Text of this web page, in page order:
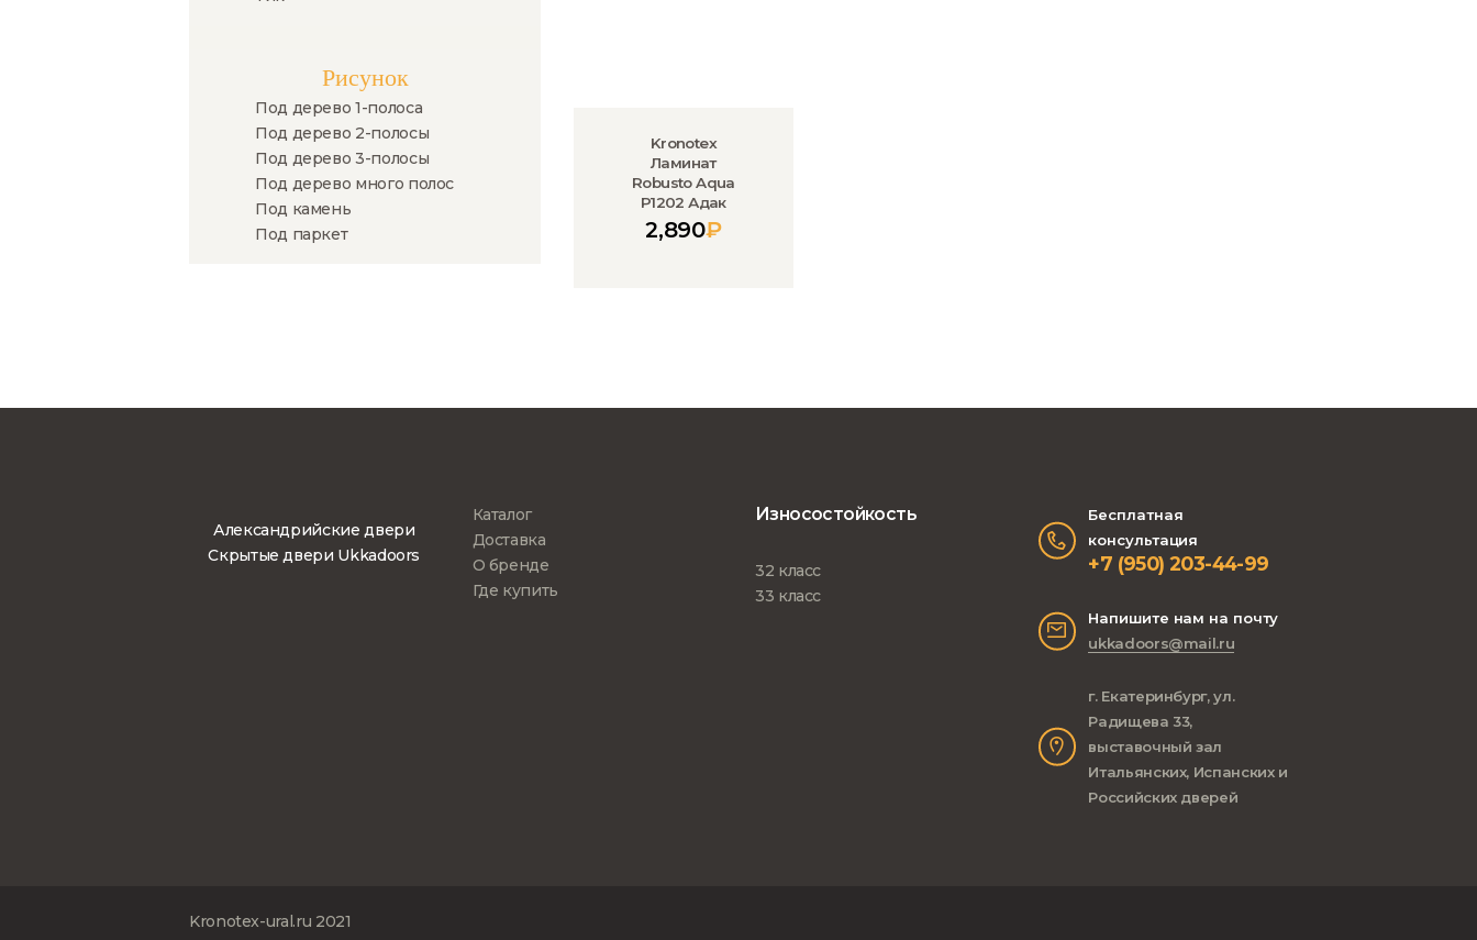
Kronotex
Ламинат
Robusto Aqua
P1202 Адак
2,890₽
Рисунок
Под дерево 1-полоса
Под дерево 2-полосы
Под дерево 3-полосы
Под дерево много полос
Под камень
Под паркет
Александрийские двери
Скрытые двери Ukkadoors
Каталог
Доставка
О бренде
Где купить
Износостойкость
32 класс
33 класс
Бесплатная
консультация
+7 (950) 203-44-99
Напишите нам на почту
ukkadoors@mail.ru
г. Екатеринбург, ул.
Радищева 33,
выставочный зал
Итальянских, Испанских и
Российских дверей
Kronotex-ural.ru 2021